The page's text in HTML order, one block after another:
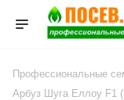
Профессиональные
Арбуз Шуга Еллоу F1